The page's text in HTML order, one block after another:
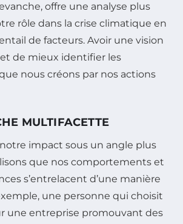
offre une analyse plus
rôle dans la crise climatique en
de facteurs. Avoir une vision
de mieux identifier les
nous créons par nos actions
MULTIFACETTE
impact sous un angle plus
que nos comportements et
s’entrelacent d’une manière
une personne qui choisit
une entreprise promouvant des